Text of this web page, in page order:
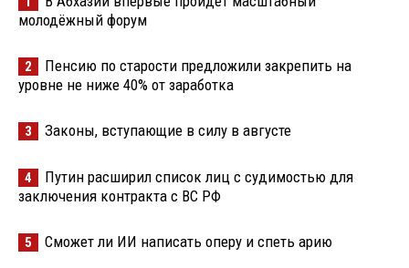
молодёжный форум
2
Пенсию по старости предложили закрепить на
уровне не ниже 40% от заработка
3 Законы, вступающие в силу в августе
4
Путин расширил список лиц с судимостью для
заключения контракта с ВС РФ
5 Сможет ли ИИ написать оперу и спеть арию